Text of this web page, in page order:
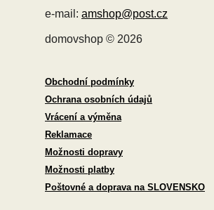
e-mail: amshop@post.cz
domovshop © 2026
Obchodní podmínky
Ochrana osobních údajů
Vrácení a výměna
Reklamace
Možnosti dopravy
Možnosti platby
Poštovné a doprava na SLOVENSKO